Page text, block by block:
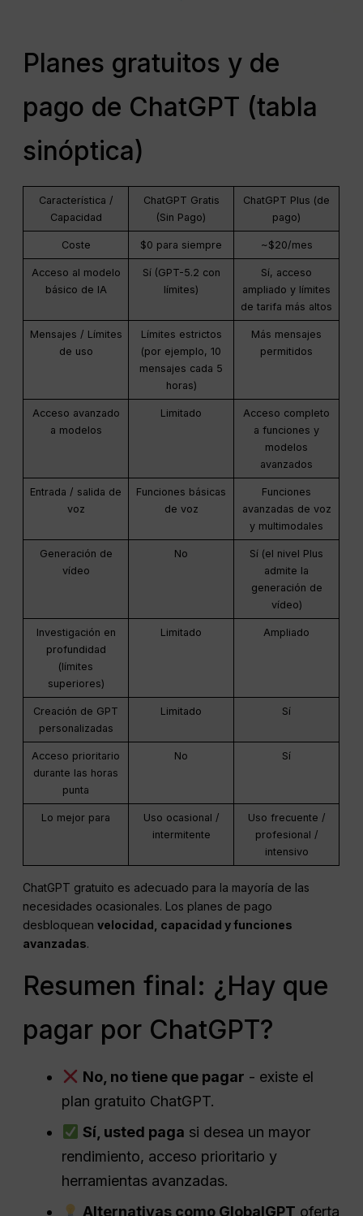
Planes gratuitos y de
pago de ChatGPT (tabla
sinóptica)
Característica /
Capacidad
ChatGPT Gratis
(Sin Pago)
ChatGPT Plus (de
pago)
Coste $0 para siempre ~$20/mes
Acceso al modelo
básico de IA
Sí (GPT-5.2 con
límites)
Sí, acceso
ampliado y límites
de tarifa más altos
Mensajes / Límites
de uso
Límites estrictos
(por ejemplo, 10
mensajes cada 5
horas)
Más mensajes
permitidos
Acceso avanzado
a modelos
Limitado
Acceso completo
a funciones y
modelos
avanzados
Entrada / salida de
voz
Funciones básicas
de voz
Funciones
avanzadas de voz
y multimodales
Generación de
vídeo
No
Sí (el nivel Plus
admite la
generación de
vídeo)
Investigación en
profundidad
(límites
superiores)
Limitado Ampliado
Creación de GPT
personalizadas
Limitado Sí
Acceso prioritario
durante las horas
punta
No Sí
Lo mejor para
Uso ocasional /
intermitente
Uso frecuente /
profesional /
intensivo
ChatGPT gratuito es adecuado para la mayoría de las
necesidades ocasionales. Los planes de pago
desbloqueanvelocidad, capacidad y funciones
avanzadas.
Resumen final: ¿Hay que
pagar por ChatGPT?
No, no tiene que pagar - existe el
plan gratuito ChatGPT.
Sí, usted paga si desea un mayor
rendimiento, acceso prioritario y
herramientas avanzadas.
Alternativas como GlobalGPT oferta